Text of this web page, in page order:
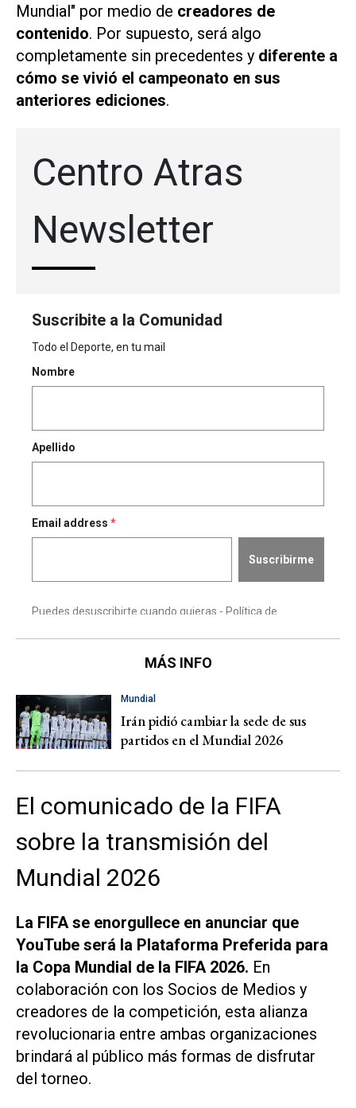
Mundial" por medio de creadores de
contenido. Por supuesto, será algo
completamente sin precedentes y diferente a
cómo se vivió el campeonato en sus
anteriores ediciones.
MÁS INFO
Mundial
Irán pidió cambiar la sede de sus
partidos en el Mundial 2026
El comunicado de la FIFA
sobre la transmisión del
Mundial 2026
La FIFA se enorgullece en anunciar que
YouTube será la Plataforma Preferida para
la Copa Mundial de la FIFA 2026. En
colaboración con los Socios de Medios y
creadores de la competición, esta alianza
revolucionaria entre ambas organizaciones
brindará al público más formas de disfrutar
del torneo.